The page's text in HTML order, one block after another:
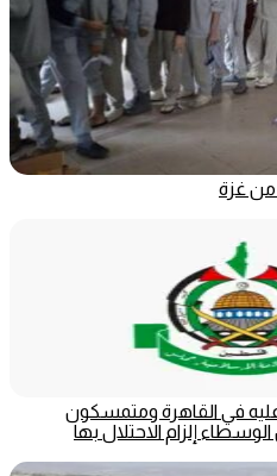
في القاهرة ومتمسكون
إلزام الاحتلال بها